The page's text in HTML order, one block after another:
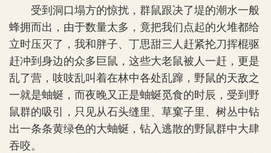
受到洞口塌方的惊扰，群鼠跟决了堤的潮水一般
蜂拥而出，由于数量太多，竟把我们点起的火堆都给
立时压灭了，我和胖子、丁思甜三人赶紧抡刀挥棍驱
赶冲到身边的众多巨鼠，这些大老鼠被人一赶，更是
乱了营，吱吱乱叫着在林中各处乱蹿，野鼠的天敌之
一就是蚰蜒，而夜晚又正是蚰蜒觅食的时辰，受到野
鼠群的吸引，只见从石头缝里、草窠子里、树丛中钻
出一条条黄绿色的大蚰蜒，钻入逃散的野鼠群中大肆
吞咬。